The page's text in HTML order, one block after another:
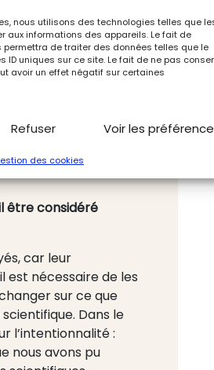
nous utilisons des technologies telles que
aux informations des appareils. Le fait de
de traiter des données telles que le
ID uniques sur ce site. Le fait de ne pas
avoir un effet négatif sur certaines
Refuser Voir les
des cookies
:
la
»
être considéré
car leur
est nécessaire de les
sur ce que
Dans le
l’intentionnalité :
nous avons pu